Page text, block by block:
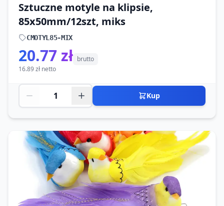
Sztuczne motyle na klipsie,
85x50mm/12szt, miks
CMOTYL85-MIX
20.77 zł brutto
16.89 zł netto
Kup